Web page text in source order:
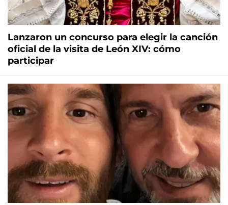
Lanzaron un concurso para elegir la canción
oficial de la visita de León XIV: cómo
participar